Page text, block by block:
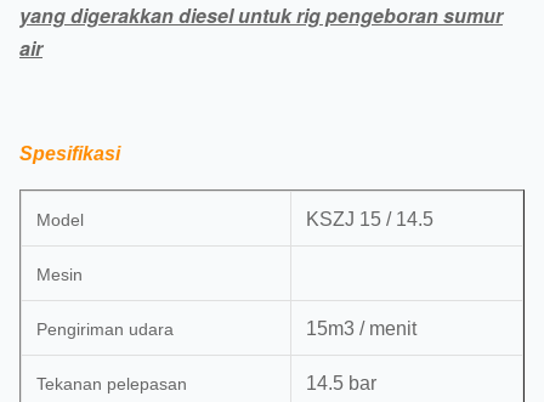
yang digerakkan diesel untuk rig pengeboran sumur
air
Spesifikasi
Model KSZJ 15 / 14.5
Mesin
Pengiriman udara 15m3 / menit
Tekanan pelepasan 14.5 bar